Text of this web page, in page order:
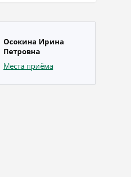
Осокина Ирина
Петровна
Места приёма